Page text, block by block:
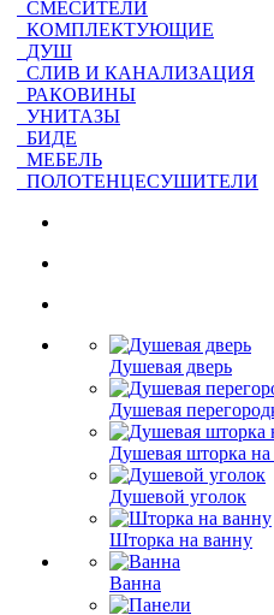
СМЕСИТЕЛИ
КОМПЛЕКТУЮЩИЕ
ДУШ
СЛИВ И КАНАЛИЗАЦИЯ
РАКОВИНЫ
УНИТАЗЫ
БИДЕ
МЕБЕЛЬ
ПОЛОТЕНЦЕСУШИТЕЛИ
Душевая дверь
Душевая
Душевая шторка
Душевой уголок
Шторка на ванну
Ванна